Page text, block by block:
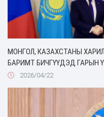
МОНГОЛ, КАЗАХСТАНЫ
БАРИМТ БИЧГҮҮДЭД ГАРЫН
2026/04/22